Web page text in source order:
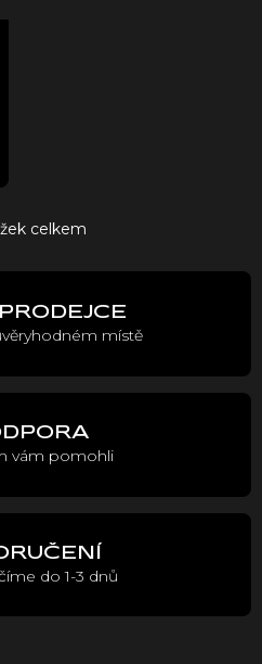
O
d
a
í
r
v
k
p
celkem
místě
vám pomohli
do 1-3 dnů